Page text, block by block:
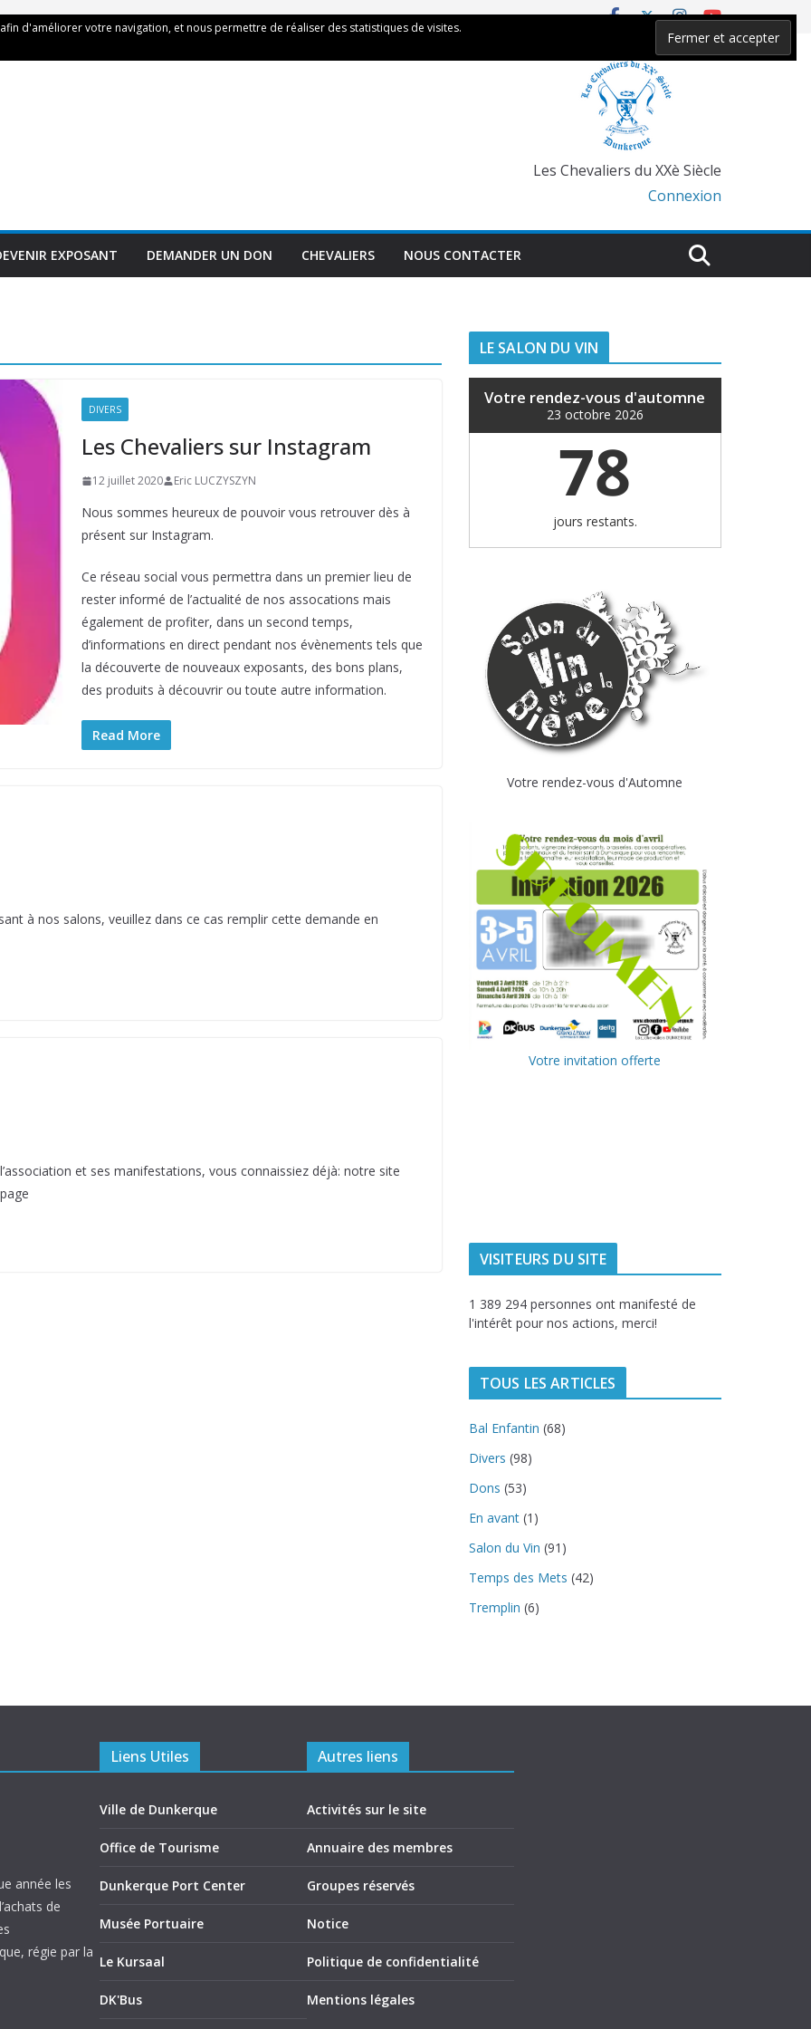
Les Chevaliers du XXè Siècle
Connexion
EXPOSANT DEMANDER UN DON CHEVALIERS NOUS CONTACTER
DIVERS
Les Chevaliers sur Instagram
12 juillet 2020 Eric LUCZYSZYN
Nous sommes heureux de pouvoir vous retrouver dès à
présent sur Instagram.
Ce réseau social vous permettra dans un premier lieu de
rester informé de l’actualité de nos assocations mais
également de profiter, dans un second temps,
d’informations en direct pendant nos évènements tels que
la découverte de nouveaux exposants, des bons plans,
des produits à découvrir ou toute autre information.
Read More
à nos salons, veuillez dans ce cas remplir cette demande en
l’association et ses manifestations, vous connaissiez déjà: notre site
LE SALON DU VIN
Votre rendez-vous d'automne
23 octobre 2026
78
jours restants.
Votre rendez-vous d'Automne
Votre invitation offerte
VISITEURS DU SITE
1 389 294 personnes ont manifesté de
l'intérêt pour nos actions, merci!
TOUS LES ARTICLES
Bal Enfantin (68)
Divers (98)
Dons (53)
En avant(1)
Salon du Vin (91)
Temps des Mets (42)
Tremplin (6)
année les
de
régie par la
Liens Utiles
Ville de Dunkerque
Office de Tourisme
Dunkerque Port Center
Musée Portuaire
Le Kursaal
DK'Bus
Autres liens
Activités sur le site
Annuaire des membres
Groupes réservés
Notice
Politique de confidentialité
Mentions légales
d'améliorer votre navigation, et nous permettre de réaliser des statistiques de visites.